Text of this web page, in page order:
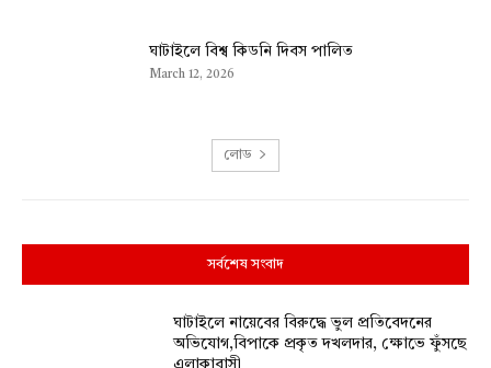
ঘাটাইলে বিশ্ব কিডনি দিবস পালিত
March 12, 2026
লোড
সর্বশেষ সংবাদ
ঘাটাইলে নায়েবের বিরুদ্ধে ভুল প্রতিবেদনের
অভিযোগ,বিপাকে প্রকৃত দখলদার, ক্ষোভে ফুঁসছে